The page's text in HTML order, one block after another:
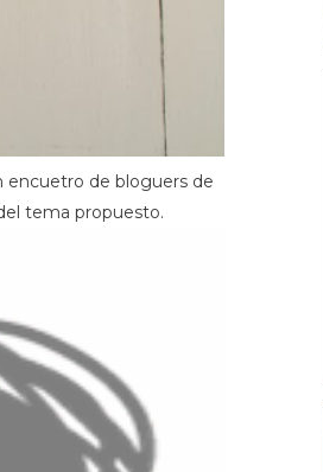
encuetro de bloguers de
tema propuesto.